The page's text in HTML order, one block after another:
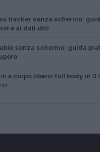
tracker senza schermo:
e ai dati utili
senza schermo: guida
a corpo libero: full body in 3